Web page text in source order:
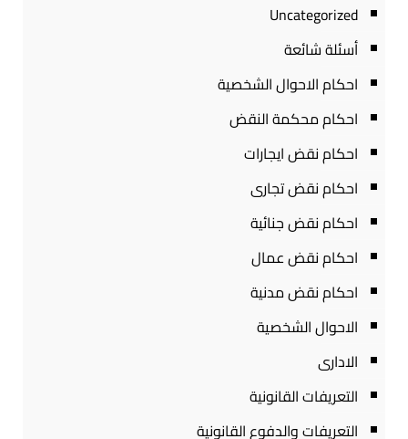
Uncategorized
أسئلة شائعة
احكام الاحوال الشخصية
احكام محكمة النقض
احكام نقض ايجارات
احكام نقض تجارى
احكام نقض جنائية
احكام نقض عمال
احكام نقض مدنية
الاحوال الشخصية
الادارى
التعريفات القانونية
التعريفات والدفوع القانونية